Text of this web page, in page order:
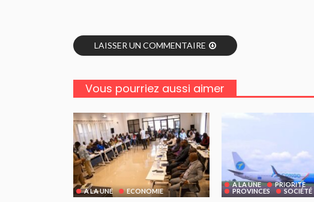
LAISSER UN COMMENTAIRE
Vous pourriez aussi aimer
A LA UNE ECONOMIE
A LA UNE
PRIORITE
PROVINCES
SOCIÉTÉ